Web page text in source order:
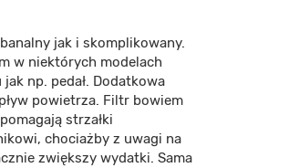
jak i skomplikowany.
w niektórych modelach
np. pedał. Dodatkowa
powietrza. Filtr bowiem
strzałki
chociażby z uwagi na
zwiększy wydatki. Sama